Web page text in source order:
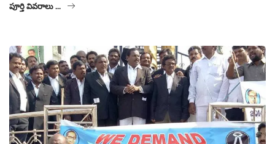
పూర్తి వివరాలు ...